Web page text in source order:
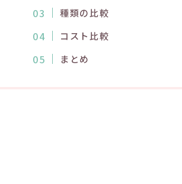
種類の比較
コスト比較
まとめ